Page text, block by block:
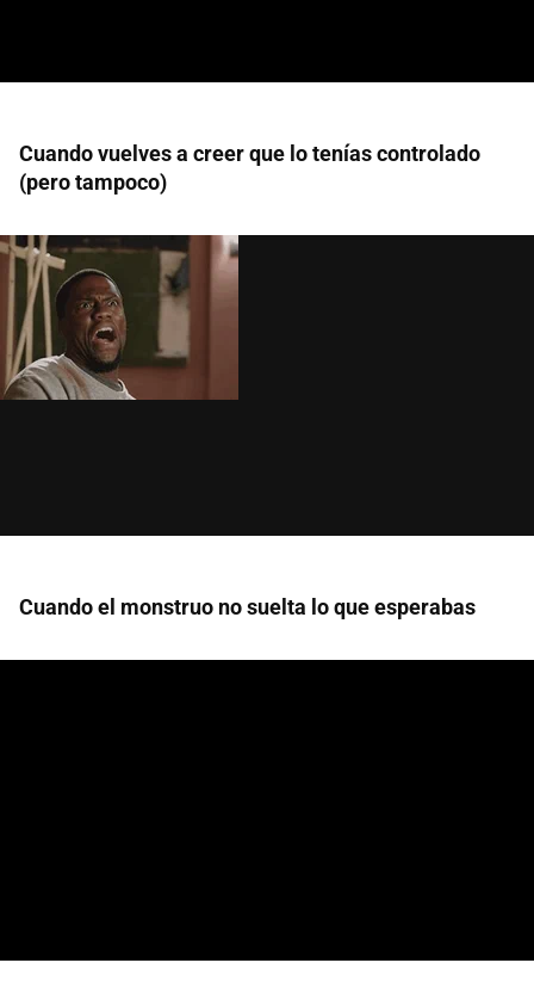
Cuando vuelves a creer que lo tenías controlado
(pero tampoco)
Cuando el monstruo no suelta lo que esperabas